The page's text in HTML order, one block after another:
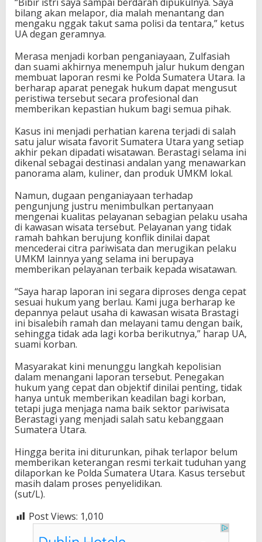
bilang akan melapor, dia malah menantang dan
mengaku nggak takut sama polisi da tentara,” ketus
UA degan geramnya.
Merasa menjadi korban penganiayaan, Zulfasiah
dan suami akhirnya menempuh jalur hukum dengan
membuat laporan resmi ke Polda Sumatera Utara. Ia
berharap aparat penegak hukum dapat mengusut
peristiwa tersebut secara profesional dan
memberikan kepastian hukum bagi semua pihak.
Kasus ini menjadi perhatian karena terjadi di salah
satu jalur wisata favorit Sumatera Utara yang setiap
akhir pekan dipadati wisatawan. Berastagi selama ini
dikenal sebagai destinasi andalan yang menawarkan
panorama alam, kuliner, dan produk UMKM lokal.
Namun, dugaan penganiayaan terhadap
pengunjung justru menimbulkan pertanyaan
mengenai kualitas pelayanan sebagian pelaku usaha
di kawasan wisata tersebut. Pelayanan yang tidak
ramah bahkan berujung konflik dinilai dapat
mencederai citra pariwisata dan merugikan pelaku
UMKM lainnya yang selama ini berupaya
memberikan pelayanan terbaik kepada wisatawan.
“Saya harap laporan ini segara diproses denga cepat
sesuai hukum yang berlau. Kami juga berharap ke
depannya pelaut usaha di kawasan wisata Brastagi
ini bisalebih ramah dan melayani tamu dengan baik,
sehingga tidak ada lagi korba berikutnya,” harap UA,
suami korban.
Masyarakat kini menunggu langkah kepolisian
dalam menangani laporan tersebut. Penegakan
hukum yang cepat dan objektif dinilai penting, tidak
hanya untuk memberikan keadilan bagi korban,
tetapi juga menjaga nama baik sektor pariwisata
Berastagi yang menjadi salah satu kebanggaan
Sumatera Utara.
Hingga berita ini diturunkan, pihak terlapor belum
memberikan keterangan resmi terkait tuduhan yang
dilaporkan ke Polda Sumatera Utara. Kasus tersebut
masih dalam proses penyelidikan.
(sut/L).
Post Views: 1,010